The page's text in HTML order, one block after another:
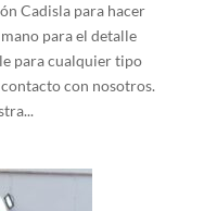
Cadisla para hacer
para el detalle
para cualquier tipo
con nosotros.